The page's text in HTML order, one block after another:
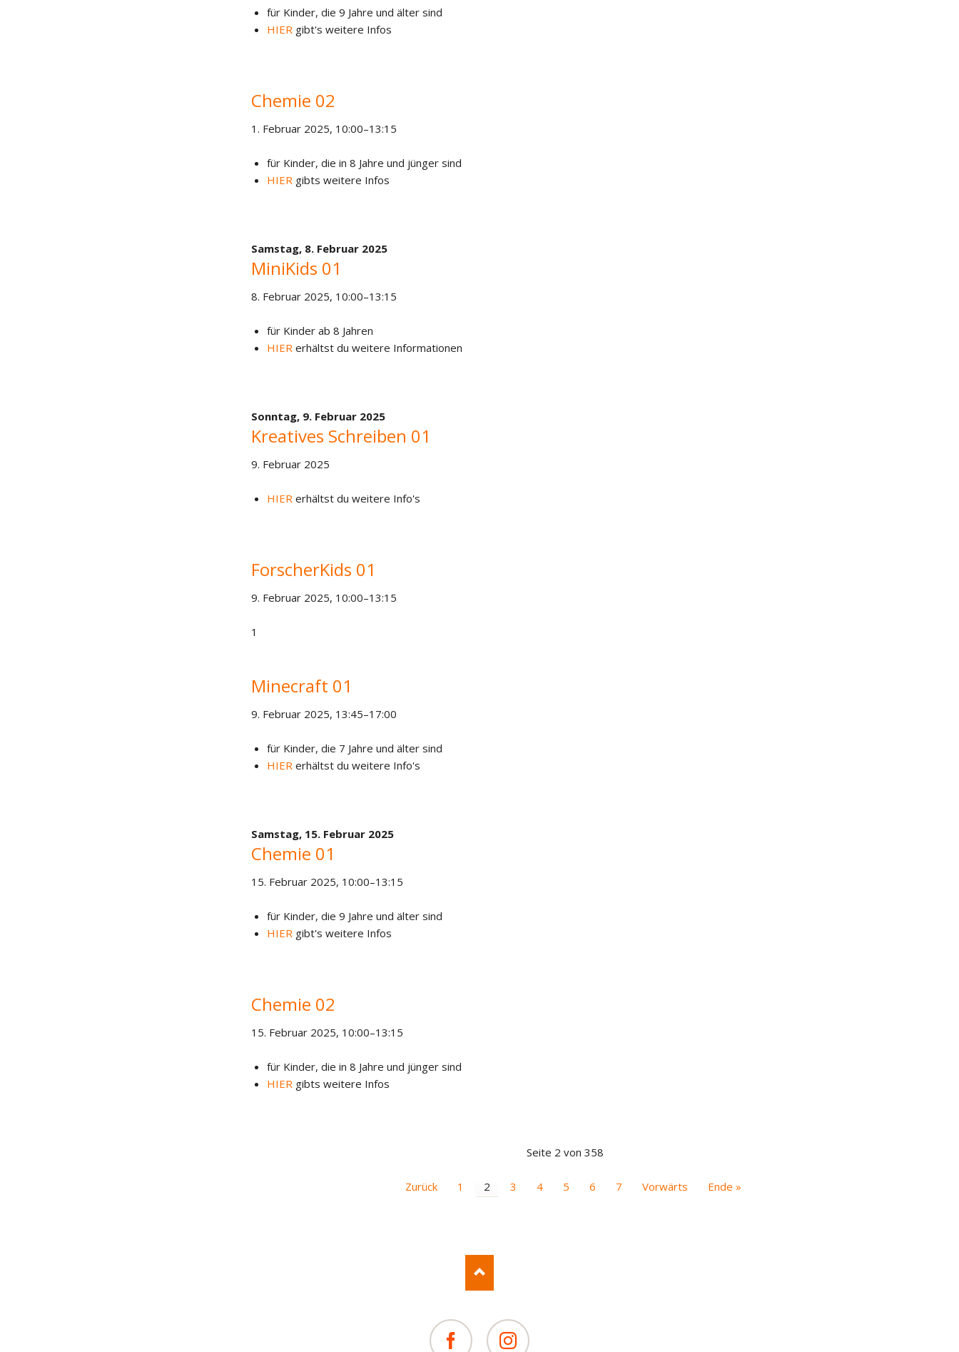
für Kinder, die 9 Jahre und älter sind
HIER gibt's weitere Infos
Chemie 02
1. Februar 2025, 10:00–13:15
für Kinder, die in 8 Jahre und jünger sind
HIER gibts weitere Infos
Samstag, 8. Februar 2025
MiniKids 01
8. Februar 2025, 10:00–13:15
für Kinder ab 8 Jahren
HIER erhältst du weitere Informationen
Sonntag, 9. Februar 2025
Kreatives Schreiben 01
9. Februar 2025
HIER erhältst du weitere Info's
ForscherKids 01
9. Februar 2025, 10:00–13:15
1
Minecraft 01
9. Februar 2025, 13:45–17:00
für Kinder, die 7 Jahre und älter sind
HIER erhältst du weitere Info's
Samstag, 15. Februar 2025
Chemie 01
15. Februar 2025, 10:00–13:15
für Kinder, die 9 Jahre und älter sind
HIER gibt's weitere Infos
Chemie 02
15. Februar 2025, 10:00–13:15
für Kinder, die in 8 Jahre und jünger sind
HIER gibts weitere Infos
Seite 2 von 358
Zurück 1 2 3 4 5 6 7 Vorwärts Ende »